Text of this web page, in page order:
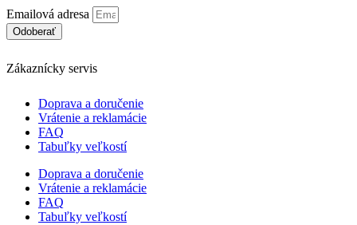
Emailová adresa
Odoberať
Zákaznícky servis
Doprava a doručenie
Vrátenie a reklamácie
FAQ
Tabuľky veľkostí
Doprava a doručenie
Vrátenie a reklamácie
FAQ
Tabuľky veľkostí